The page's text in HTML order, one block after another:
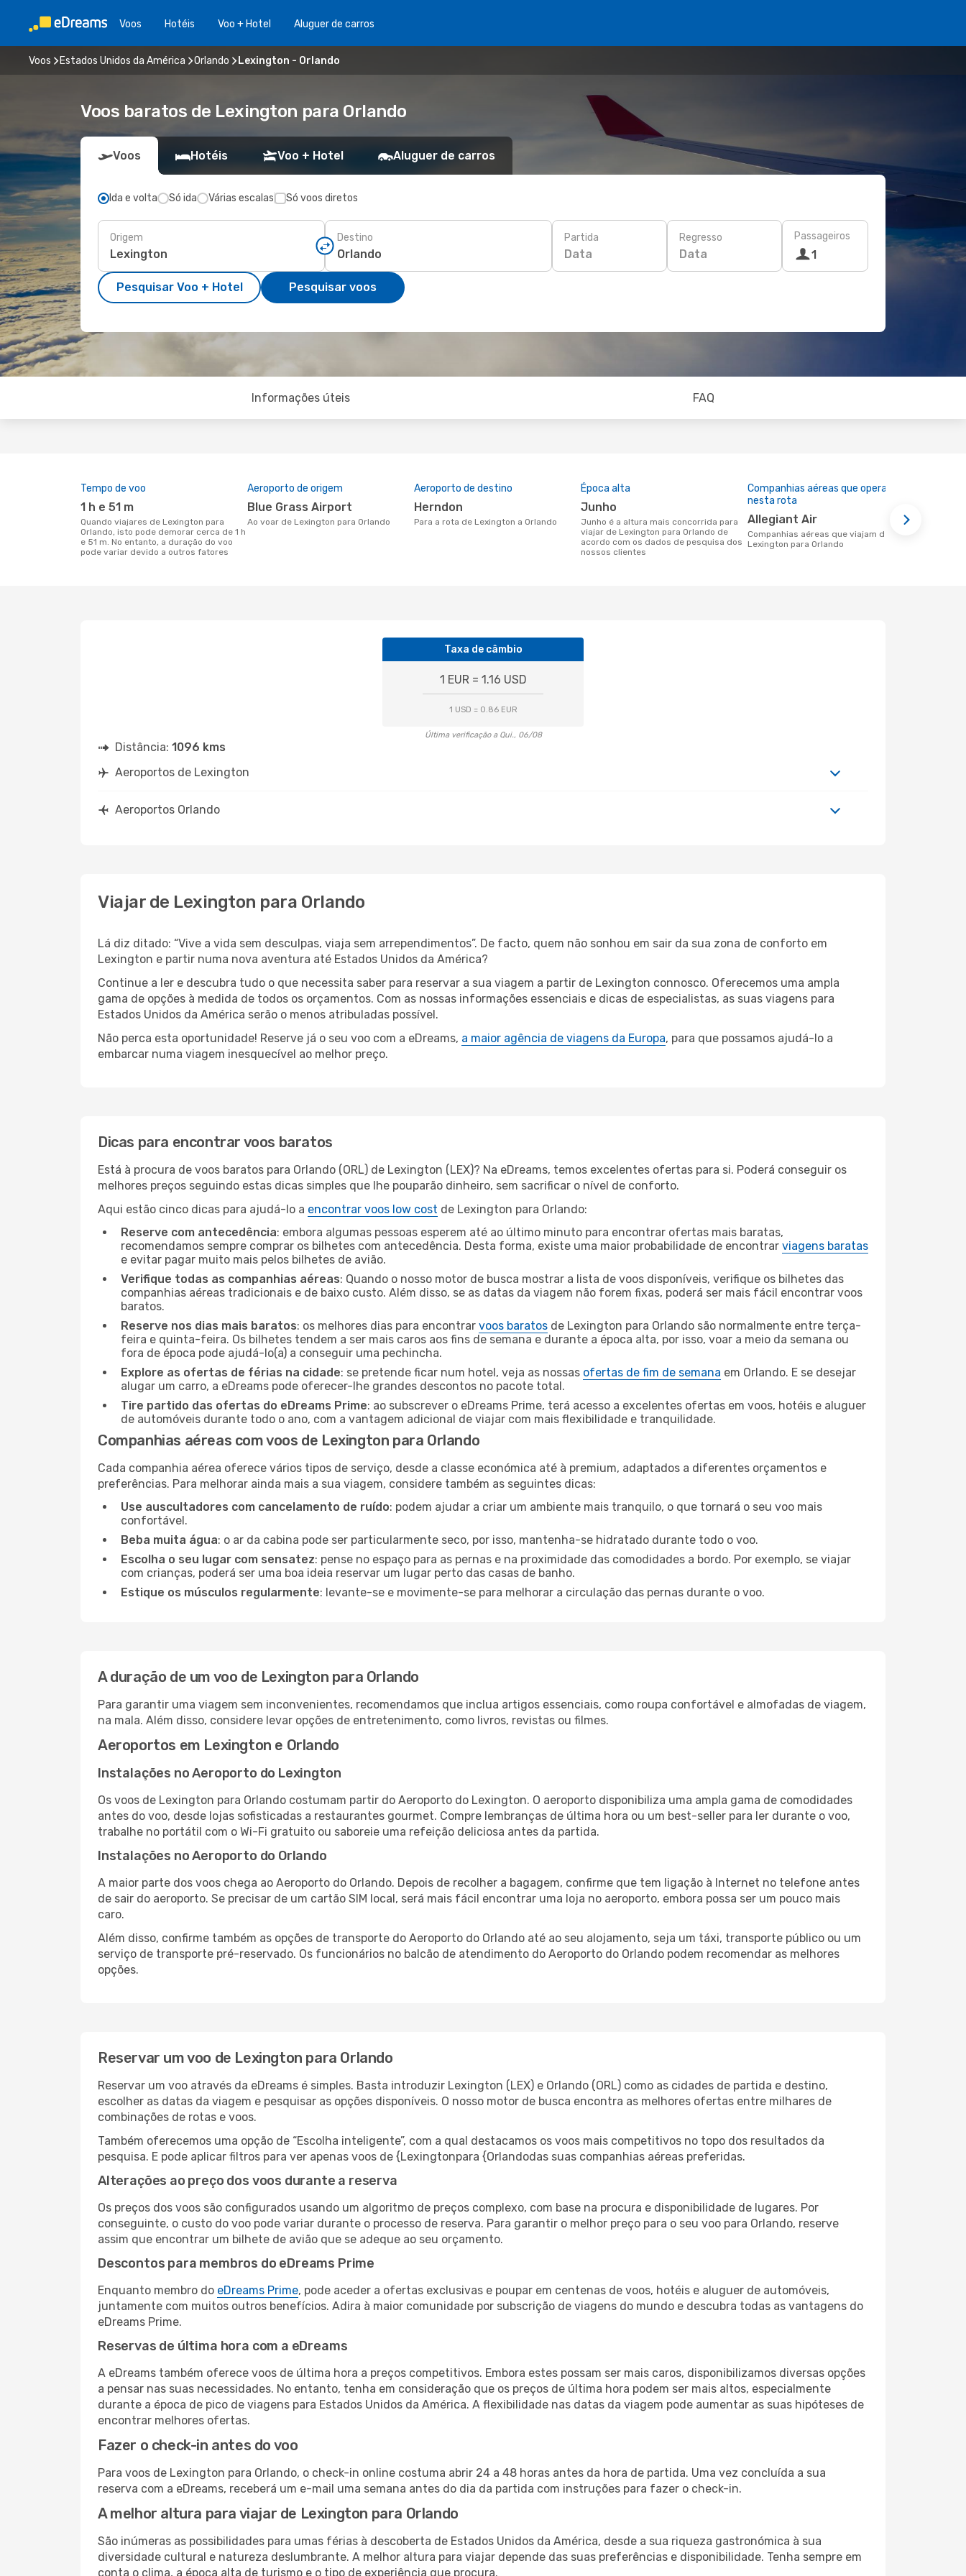
Voos Hotéis Voo + Hotel Aluguer de carros
Voos Estados Unidos da América Orlando Lexington - Orlando
Voos baratos de Lexington para Orlando
Voos Hotéis Voo + Hotel Aluguer de carros
Ida e volta Só ida Várias escalas Só voos diretos
Origem Destino Partida
Data
Regresso
Data
Passageiros
1
Pesquisar Voo + Hotel Pesquisar voos
Informações úteis FAQ
Tempo de voo
1 h e 51 m
Quando viajares de Lexington para
Orlando, isto pode demorar cerca de 1 h
e 51 m. No entanto, a duração do voo
pode variar devido a outros fatores
Aeroporto de origem
Blue Grass Airport
Ao voar de Lexington para Orlando
Aeroporto de destino
Herndon
Para a rota de Lexington a Orlando
Época alta
junho
junho é a altura mais concorrida para
viajar de Lexington para Orlando de
acordo com os dados de pesquisa dos
nossos clientes
Companhias aéreas que operam
nesta rota
Allegiant Air
Companhias aéreas que viajam de
Lexington para Orlando
Taxa de câmbio
1 EUR = 1.16 USD
1 USD = 0.86 EUR
Última verificação a Qui., 06/08
Distância: 1096 kms
Aeroportos de Lexington
Aeroportos Orlando
Viajar de Lexington para Orlando
Lá diz ditado: “Vive a vida sem desculpas, viaja sem arrependimentos”. De facto, quem não sonhou em sair da sua zona de conforto em
Lexington e partir numa nova aventura até Estados Unidos da América?
Continue a ler e descubra tudo o que necessita saber para reservar a sua viagem a partir de Lexington connosco. Oferecemos uma ampla
gama de opções à medida de todos os orçamentos. Com as nossas informações essenciais e dicas de especialistas, as suas viagens para
Estados Unidos da América serão o menos atribuladas possível.
Não perca esta oportunidade! Reserve já o seu voo com a eDreams, a maior agência de viagens da Europa, para que possamos ajudá-lo a
embarcar numa viagem inesquecível ao melhor preço.
Dicas para encontrar voos baratos
Está à procura de voos baratos para Orlando (ORL) de Lexington (LEX)? Na eDreams, temos excelentes ofertas para si. Poderá conseguir os
melhores preços seguindo estas dicas simples que lhe pouparão dinheiro, sem sacrificar o nível de conforto.
Aqui estão cinco dicas para ajudá-lo a encontrar voos low cost de Lexington para Orlando:
Reserve com antecedência: embora algumas pessoas esperem até ao último minuto para encontrar ofertas mais baratas,
recomendamos sempre comprar os bilhetes com antecedência. Desta forma, existe uma maior probabilidade de encontrar viagens baratas
e evitar pagar muito mais pelos bilhetes de avião.
Verifique todas as companhias aéreas: Quando o nosso motor de busca mostrar a lista de voos disponíveis, verifique os bilhetes das
companhias aéreas tradicionais e de baixo custo. Além disso, se as datas da viagem não forem fixas, poderá ser mais fácil encontrar voos
baratos.
Reserve nos dias mais baratos: os melhores dias para encontrar voos baratos de Lexington para Orlando são normalmente entre terça-
feira e quinta-feira. Os bilhetes tendem a ser mais caros aos fins de semana e durante a época alta, por isso, voar a meio da semana ou
fora de época pode ajudá-lo(a) a conseguir uma pechincha.
Explore as ofertas de férias na cidade: se pretende ficar num hotel, veja as nossas ofertas de fim de semana em Orlando. E se desejar
alugar um carro, a eDreams pode oferecer-lhe grandes descontos no pacote total.
Tire partido das ofertas do eDreams Prime: ao subscrever o eDreams Prime, terá acesso a excelentes ofertas em voos, hotéis e aluguer
de automóveis durante todo o ano, com a vantagem adicional de viajar com mais flexibilidade e tranquilidade.
Companhias aéreas com voos de Lexington para Orlando
Cada companhia aérea oferece vários tipos de serviço, desde a classe económica até à premium, adaptados a diferentes orçamentos e
preferências. Para melhorar ainda mais a sua viagem, considere também as seguintes dicas:
Use auscultadores com cancelamento de ruído: podem ajudar a criar um ambiente mais tranquilo, o que tornará o seu voo mais
confortável.
Beba muita água: o ar da cabina pode ser particularmente seco, por isso, mantenha-se hidratado durante todo o voo.
Escolha o seu lugar com sensatez: pense no espaço para as pernas e na proximidade das comodidades a bordo. Por exemplo, se viajar
com crianças, poderá ser uma boa ideia reservar um lugar perto das casas de banho.
Estique os músculos regularmente: levante-se e movimente-se para melhorar a circulação das pernas durante o voo.
A duração de um voo de Lexington para Orlando
Para garantir uma viagem sem inconvenientes, recomendamos que inclua artigos essenciais, como roupa confortável e almofadas de viagem,
na mala. Além disso, considere levar opções de entretenimento, como livros, revistas ou filmes.
Aeroportos em Lexington e Orlando
Instalações no Aeroporto do Lexington
Os voos de Lexington para Orlando costumam partir do Aeroporto do Lexington. O aeroporto disponibiliza uma ampla gama de comodidades
antes do voo, desde lojas sofisticadas a restaurantes gourmet. Compre lembranças de última hora ou um best-seller para ler durante o voo,
trabalhe no portátil com o Wi-Fi gratuito ou saboreie uma refeição deliciosa antes da partida.
Instalações no Aeroporto do Orlando
A maior parte dos voos chega ao Aeroporto do Orlando. Depois de recolher a bagagem, confirme que tem ligação à Internet no telefone antes
de sair do aeroporto. Se precisar de um cartão SIM local, será mais fácil encontrar uma loja no aeroporto, embora possa ser um pouco mais
caro.
Além disso, confirme também as opções de transporte do Aeroporto do Orlando até ao seu alojamento, seja um táxi, transporte público ou um
serviço de transporte pré-reservado. Os funcionários no balcão de atendimento do Aeroporto do Orlando podem recomendar as melhores
opções.
Reservar um voo de Lexington para Orlando
Reservar um voo através da eDreams é simples. Basta introduzir Lexington (LEX) e Orlando (ORL) como as cidades de partida e destino,
escolher as datas da viagem e pesquisar as opções disponíveis. O nosso motor de busca encontra as melhores ofertas entre milhares de
combinações de rotas e voos.
Também oferecemos uma opção de “Escolha inteligente”, com a qual destacamos os voos mais competitivos no topo dos resultados da
pesquisa. E pode aplicar filtros para ver apenas voos de {Lexingtonpara {Orlandodas suas companhias aéreas preferidas.
Alterações ao preço dos voos durante a reserva
Os preços dos voos são configurados usando um algoritmo de preços complexo, com base na procura e disponibilidade de lugares. Por
conseguinte, o custo do voo pode variar durante o processo de reserva. Para garantir o melhor preço para o seu voo para Orlando, reserve
assim que encontrar um bilhete de avião que se adeque ao seu orçamento.
Descontos para membros do eDreams Prime
Enquanto membro do eDreams Prime, pode aceder a ofertas exclusivas e poupar em centenas de voos, hotéis e aluguer de automóveis,
juntamente com muitos outros benefícios. Adira à maior comunidade por subscrição de viagens do mundo e descubra todas as vantagens do
eDreams Prime.
Reservas de última hora com a eDreams
A eDreams também oferece voos de última hora a preços competitivos. Embora estes possam ser mais caros, disponibilizamos diversas opções
a pensar nas suas necessidades. No entanto, tenha em consideração que os preços de última hora podem ser mais altos, especialmente
durante a época de pico de viagens para Estados Unidos da América. A flexibilidade nas datas da viagem pode aumentar as suas hipóteses de
encontrar melhores ofertas.
Fazer o check-in antes do voo
Para voos de Lexington para Orlando, o check-in online costuma abrir 24 a 48 horas antes da hora de partida. Uma vez concluída a sua
reserva com a eDreams, receberá um e-mail uma semana antes do dia da partida com instruções para fazer o check-in.
A melhor altura para viajar de Lexington para Orlando
São inúmeras as possibilidades para umas férias à descoberta de Estados Unidos da América, desde a sua riqueza gastronómica à sua
diversidade cultural e natureza deslumbrante. A melhor altura para viajar depende das suas preferências e disponibilidade. Tenha sempre em
conta o clima, a época alta de turismo e o tipo de experiência que procura.